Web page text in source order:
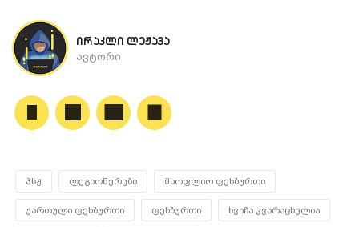
ირაკლი ლეჟავა
ავტორი
პსჟ ლეგიონერები მსოფლიო ფეხბურთი
ქართული ფეხბურთი ფეხბურთი ხვიჩა კვარაცხელია